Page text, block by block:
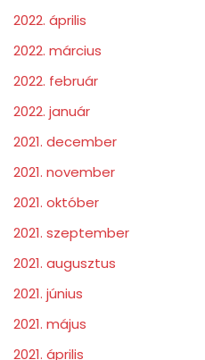
2022. április
2022. március
2022. február
2022. január
2021. december
2021. november
2021. október
2021. szeptember
2021. augusztus
2021. június
2021. május
2021. április